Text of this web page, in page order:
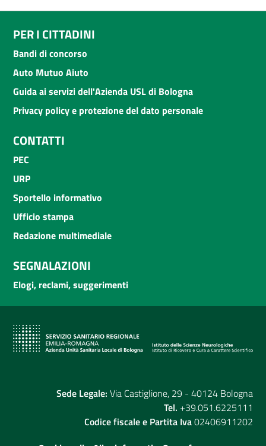
PER I CITTADINI
Bandi di concorso
Auto Mutuo Aiuto
Guida ai servizi dell'Azienda USL di Bologna
Privacy policy e protezione del dato personale
CONTATTI
PEC
URP
Sportello informativo
Ufficio stampa
Redazione multimediale
SEGNALAZIONI
Elogi, reclami, suggerimenti
Sede Legale: Via Castiglione, 29 - 40124 Bologna
Tel. +39.051.6225111
Codice fiscale e Partita Iva02406911202